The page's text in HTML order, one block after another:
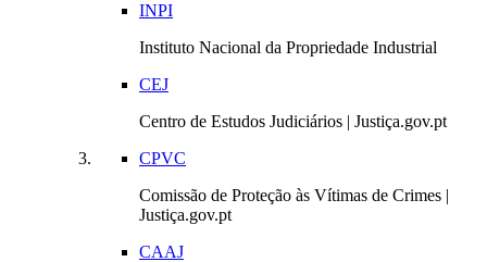
INPI
Instituto Nacional da Propriedade Industrial
CEJ
Centro de Estudos Judiciários | Justiça.gov.pt
CPVC
Comissão de Proteção às Vítimas de Crimes |
Justiça.gov.pt
CAAJ